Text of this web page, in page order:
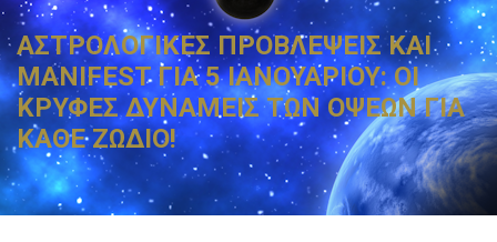
ΑΣΤΡΟΛΟΓΙΚΕΣ ΠΡΟΒΛΕΨΕΙΣ ΚΑΙ
MANIFEST ΓΙΑ 5 ΙΑΝΟΥΑΡΙΟΥ: ΟΙ
ΚΡΥΦΕΣ ΔΥΝΑΜΕΙΣ ΤΩΝ ΟΨΕΩΝ ΓΙΑ
ΚΑΘΕ ΖΩΔΙΟ!